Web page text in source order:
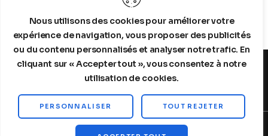
Nous utilisons des cookies pour améliorer votre
expérience de navigation, vous proposer des publicités
ou du contenu personnalisés et analyser notre trafic. En
cliquant sur « Accepter tout », vous consentez à notre
utilisation de cookies.
PERSONNALISER TOUT REJETER
MENTIONS LEGALES A PROPOS DE NOUS